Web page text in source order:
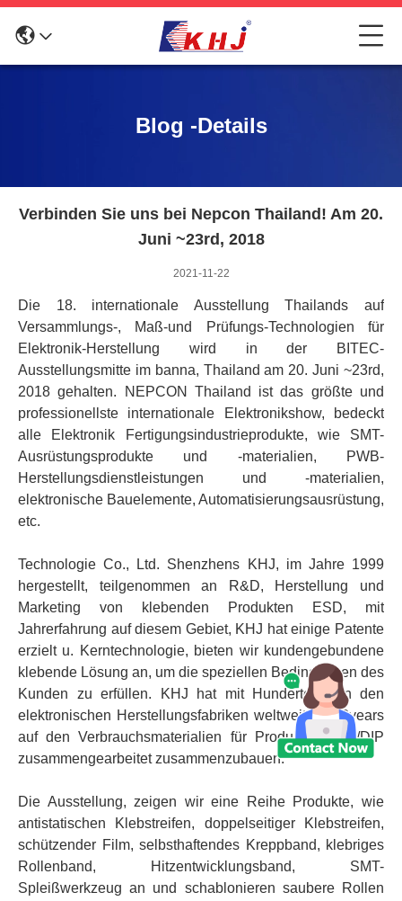
Blog -Details
Verbinden Sie uns bei Nepcon Thailand! Am 20.
Juni ~23rd, 2018
2021-11-22
Die 18. internationale Ausstellung Thailands auf
Versammlungs-, Maß-und Prüfungs-Technologien für
Elektronik-Herstellung wird in der BITEC-
Ausstellungsmitte im banna, Thailand am 20. Juni ~23rd,
2018 gehalten. NEPCON Thailand ist das größte und
professionellste internationale Elektronikshow, bedeckt
alle Elektronik Fertigungsindustrieprodukte, wie SMT-
Ausrüstungsprodukte und -materialien, PWB-
Herstellungsdienstleistungen und -materialien,
elektronische Bauelemente, Automatisierungsausrüstung,
etc.
Technologie Co., Ltd. Shenzhens KHJ, im Jahre 1999
hergestellt, teilgenommen an R&D, Herstellung und
Marketing von klebenden Produkten ESD, mit
Jahrerfahrung auf diesem Gebiet, KHJ hat einige Patente
erzielt u. Kerntechnologie, bieten wir kundengebundene
klebende Lösung an, um die speziellen Bedingungen des
Kunden zu erfüllen. KHJ hat mit Hunderten von den
elektronischen Herstellungsfabriken weltweit für 18years
auf den Verbrauchsmaterialien für Produkt SMTs /DIP
zusammengearbeitet zusammenzubauen.
Die Ausstellung, zeigen wir eine Reihe Produkte, wie
antistatischen Klebstreifen, doppelseitiger Klebstreifen,
schützender Film, selbsthaftendes Kreppband, klebriges
Rollenband, Hitzentwicklungsband, SMT-
Spleißwerkzeug an und schablonieren saubere Rollen